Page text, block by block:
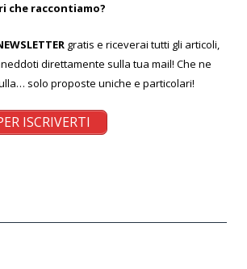
che raccontiamo?
gratis e riceverai tutti gli articoli,
direttamente sulla tua mail! Che ne
solo proposte uniche e particolari!
ISCRIVERTI